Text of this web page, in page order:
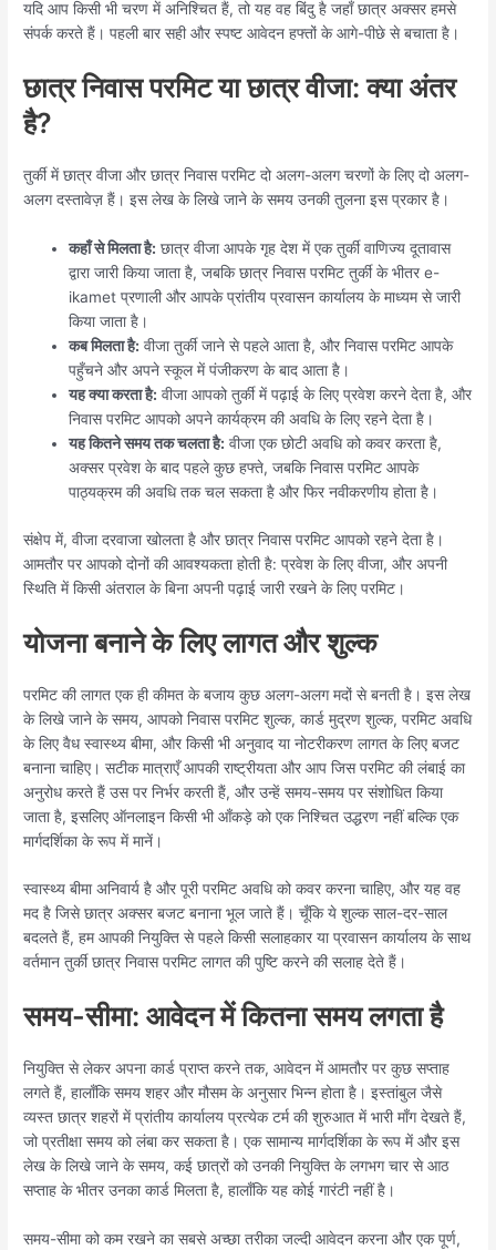
यदि आप किसी भी चरण में अनिश्चित हैं, तो यह वह बिंदु है जहाँ छात्र अक्सर हमसे
संपर्क करते हैं। पहली बार सही और स्पष्ट आवेदन हफ्तों के आगे-पीछे से बचाता है।
छात्र निवास परमिट या छात्र वीजा: क्या अंतर
है?
तुर्की में छात्र वीजा और छात्र निवास परमिट दो अलग-अलग चरणों के लिए दो अलग-
अलग दस्तावेज़ हैं। इस लेख के लिखे जाने के समय उनकी तुलना इस प्रकार है।
कहाँ से मिलता है: छात्र वीजा आपके गृह देश में एक तुर्की वाणिज्य दूतावास
द्वारा जारी किया जाता है, जबकि छात्र निवास परमिट तुर्की के भीतर e-
ikamet प्रणाली और आपके प्रांतीय प्रवासन कार्यालय के माध्यम से जारी
किया जाता है।
कब मिलता है: वीजा तुर्की जाने से पहले आता है, और निवास परमिट आपके
पहुँचने और अपने स्कूल में पंजीकरण के बाद आता है।
यह क्या करता है: वीजा आपको तुर्की में पढ़ाई के लिए प्रवेश करने देता है, और
निवास परमिट आपको अपने कार्यक्रम की अवधि के लिए रहने देता है।
यह कितने समय तक चलता है: वीजा एक छोटी अवधि को कवर करता है,
अक्सर प्रवेश के बाद पहले कुछ हफ्ते, जबकि निवास परमिट आपके
पाठ्यक्रम की अवधि तक चल सकता है और फिर नवीकरणीय होता है।
संक्षेप में, वीजा दरवाजा खोलता है और छात्र निवास परमिट आपको रहने देता है।
आमतौर पर आपको दोनों की आवश्यकता होती है: प्रवेश के लिए वीजा, और अपनी
स्थिति में किसी अंतराल के बिना अपनी पढ़ाई जारी रखने के लिए परमिट।
योजना बनाने के लिए लागत और शुल्क
परमिट की लागत एक ही कीमत के बजाय कुछ अलग-अलग मदों से बनती है। इस लेख
के लिखे जाने के समय, आपको निवास परमिट शुल्क, कार्ड मुद्रण शुल्क, परमिट अवधि
के लिए वैध स्वास्थ्य बीमा, और किसी भी अनुवाद या नोटरीकरण लागत के लिए बजट
बनाना चाहिए। सटीक मात्राएँ आपकी राष्ट्रीयता और आप जिस परमिट की लंबाई का
अनुरोध करते हैं उस पर निर्भर करती हैं, और उन्हें समय-समय पर संशोधित किया
जाता है, इसलिए ऑनलाइन किसी भी आँकड़े को एक निश्चित उद्धरण नहीं बल्कि एक
मार्गदर्शिका के रूप में मानें।
स्वास्थ्य बीमा अनिवार्य है और पूरी परमिट अवधि को कवर करना चाहिए, और यह वह
मद है जिसे छात्र अक्सर बजट बनाना भूल जाते हैं। चूँकि ये शुल्क साल-दर-साल
बदलते हैं, हम आपकी नियुक्ति से पहले किसी सलाहकार या प्रवासन कार्यालय के साथ
वर्तमान तुर्की छात्र निवास परमिट लागत की पुष्टि करने की सलाह देते हैं।
समय-सीमा: आवेदन में कितना समय लगता है
नियुक्ति से लेकर अपना कार्ड प्राप्त करने तक, आवेदन में आमतौर पर कुछ सप्ताह
लगते हैं, हालाँकि समय शहर और मौसम के अनुसार भिन्न होता है। इस्तांबुल जैसे
व्यस्त छात्र शहरों में प्रांतीय कार्यालय प्रत्येक टर्म की शुरुआत में भारी माँग देखते हैं,
जो प्रतीक्षा समय को लंबा कर सकता है। एक सामान्य मार्गदर्शिका के रूप में और इस
लेख के लिखे जाने के समय, कई छात्रों को उनकी नियुक्ति के लगभग चार से आठ
सप्ताह के भीतर उनका कार्ड मिलता है, हालाँकि यह कोई गारंटी नहीं है।
समय-सीमा को कम रखने का सबसे अच्छा तरीका जल्दी आवेदन करना और एक पूर्ण,